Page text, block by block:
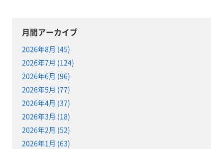
月間アーカイブ
2026年8月 (45)
2026年7月 (124)
2026年6月 (96)
2026年5月 (77)
2026年4月 (37)
2026年3月 (18)
2026年2月 (52)
2026年1月 (63)